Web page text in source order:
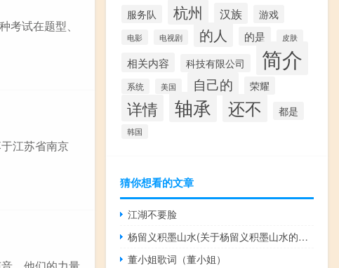
试在题型、
江苏省南京
服务队
杭州 汉族 游戏
电影 电视剧 的人 的是 皮肤
相关内容 科技有限公司 简介
系统 美国 自己的 荣耀
详情 轴承 还不 都是
韩国
猜你想看的文章
江湖不要脸
杨留义积墨山水(关于杨留义积墨山水的简介)
董小姐歌词（董小姐）